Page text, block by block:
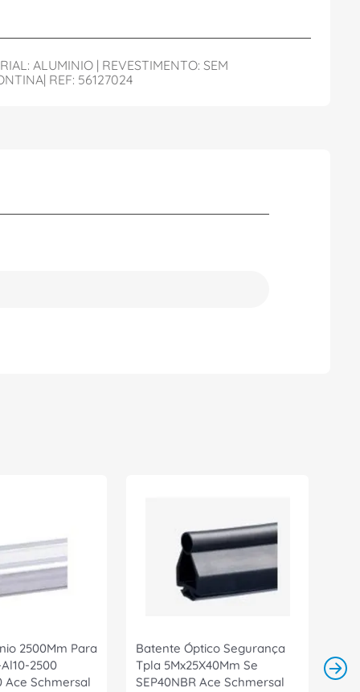
ALUMINIO | REVESTIMENTO: SEM
REF: 56127024
2500Mm Para
2500
Ace Schmersal
Batente Óptico Segurança
Tpla 5Mx25X40Mm Se
SEP40NBR Ace Schmersal